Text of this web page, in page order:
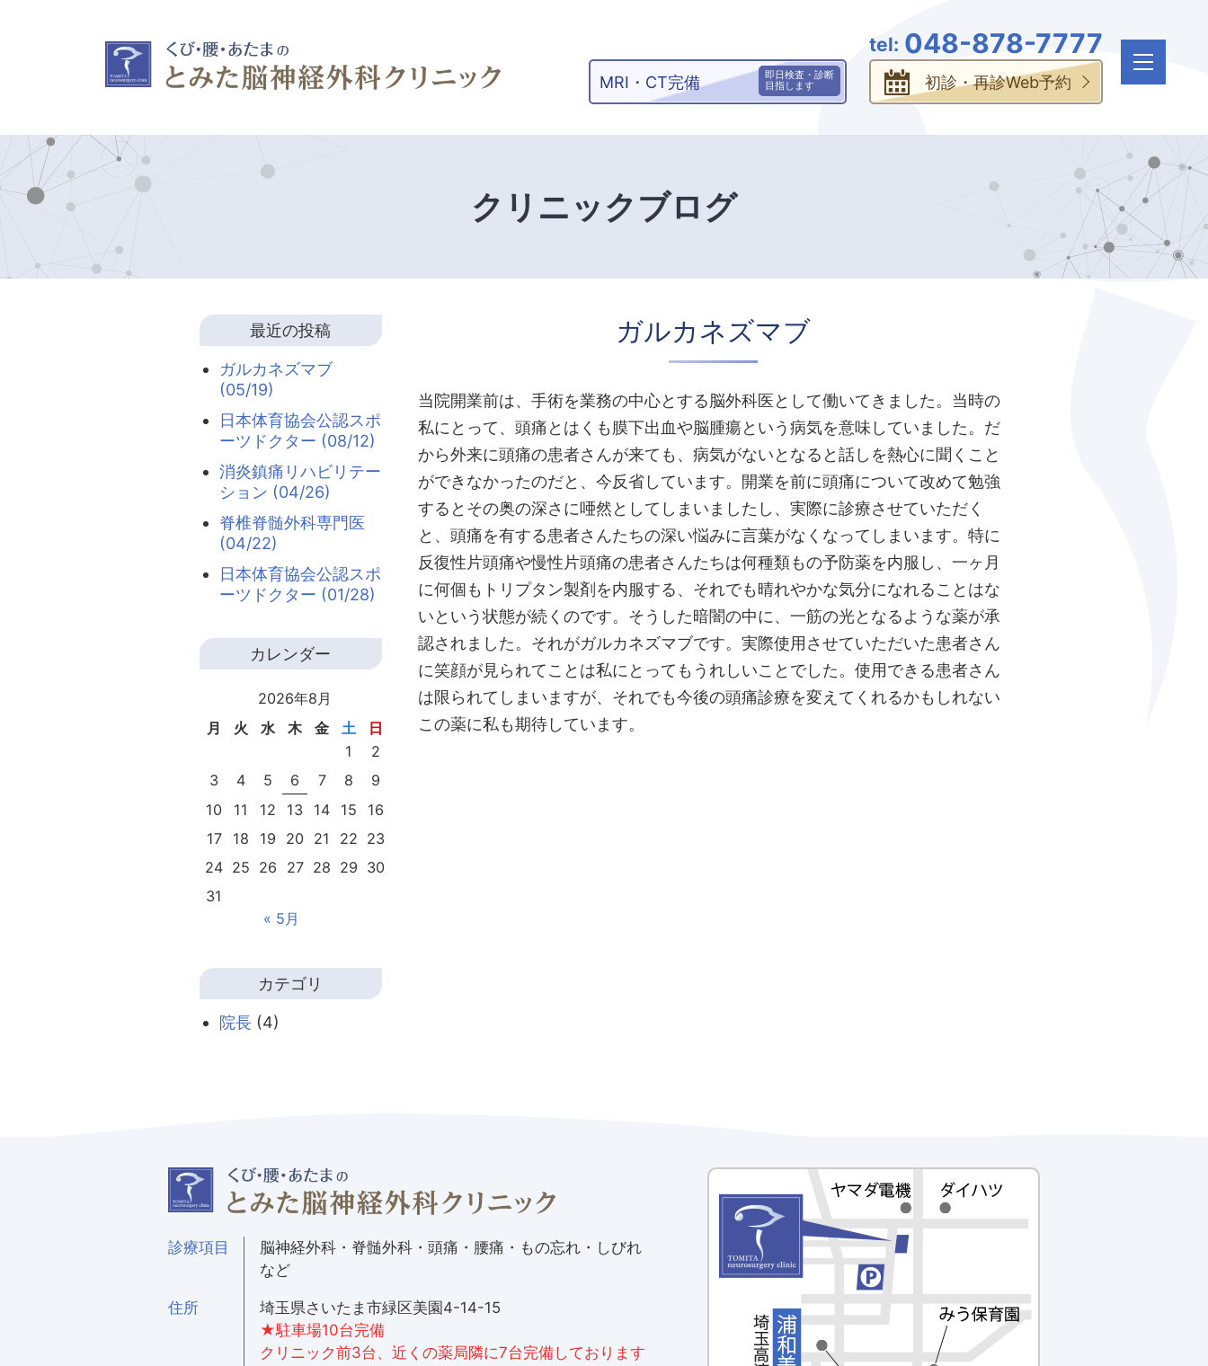
048-878-7777
MRI・CT完備
即日検査・診断
目指します
初診・再診Web予約
クリニックブログ
ガルカネズマブ
当院開業前は、手術を業務の中心とする脳外科医として働いてきました。当時の
私にとって、頭痛とはくも膜下出血や脳腫瘍という病気を意味していました。だ
から外来に頭痛の患者さんが来ても、病気がないとなると話しを熱心に聞くこと
ができなかったのだと、今反省しています。開業を前に頭痛について改めて勉強
するとその奥の深さに唖然としてしまいましたし、実際に診療させていただく
と、頭痛を有する患者さんたちの深い悩みに言葉がなくなってしまいます。特に
反復性片頭痛や慢性片頭痛の患者さんたちは何種類もの予防薬を内服し、一ヶ月
に何個もトリプタン製剤を内服する、それでも晴れやかな気分になれることはな
いという状態が続くのです。そうした暗闇の中に、一筋の光となるような薬が承
認されました。それがガルカネズマブです。実際使用させていただいた患者さん
に笑顔が見られてことは私にとってもうれしいことでした。使用できる患者さん
は限られてしまいますが、それでも今後の頭痛診療を変えてくれるかもしれない
この薬に私も期待しています。
最近の投稿
ガルカネズマブ
(05/19)
日本体育協会公認スポ
ーツドクター (08/12)
消炎鎮痛リハビリテー
ション (04/26)
脊椎脊髄外科専門医
(04/22)
日本体育協会公認スポ
ーツドクター (01/28)
カレンダー
2026年8月
月
火 水 木 金 土
日
1
2
3
4 5 6 7 8
9
10
11 12 13 14 15
16
17
18 19 20 21 22 23
24 25 26 27 28 29 30
31
« 5月
カテゴリ
院長 (4)
診療項目
脳神経外科・脊髄外科・頭痛・腰痛・もの忘れ・しびれ
など
住所
埼玉県さいたま市緑区美園4-14-15
★駐車場10台完備
クリニック前3台、近くの薬局隣に7台完備しております